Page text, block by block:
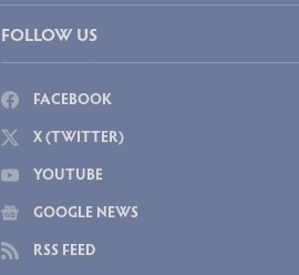
FOLLOW US
FACEBOOK
X (TWITTER)
YOUTUBE
GOOGLE NEWS
RSS FEED